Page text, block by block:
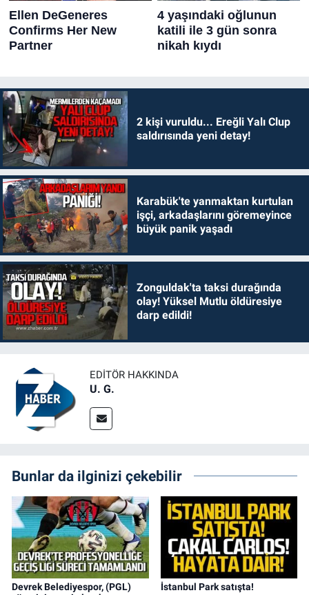
2 kişi vuruldu... Ereğli Yalı Clup
saldırısında yeni detay!
Karabük'te yanmaktan kurtulan
işçi, arkadaşlarını göremeyince
büyük panik yaşadı
Zonguldak'ta taksi durağında
olay! Yüksel Mutlu öldüresiye
darp edildi!
EDITÖR HAKKINDA
U. G.
Bunlar da ilginizi çekebilir
Devrek Belediyespor, (PGL)
İstanbul Park satışta!